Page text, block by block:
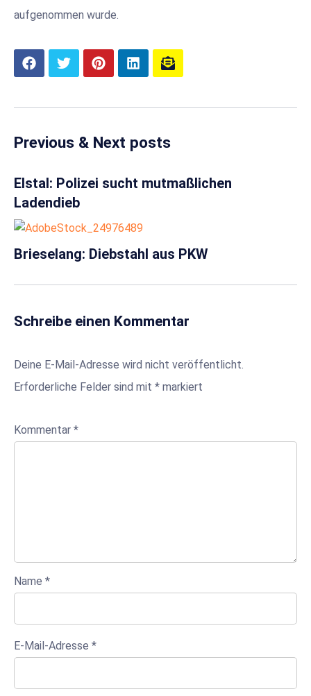
aufgenommen wurde.
Previous & Next posts
Elstal: Polizei sucht mutmaßlichen
Ladendieb
Brieselang: Diebstahl aus PKW
Schreibe einen Kommentar
Deine E-Mail-Adresse wird nicht veröffentlicht.
Erforderliche Felder sind mit * markiert
Kommentar *
Name *
E-Mail-Adresse *